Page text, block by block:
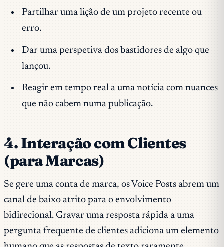
Partilhar uma lição de um projeto recente ou
erro.
Dar uma perspetiva dos bastidores de algo que
lançou.
Reagir em tempo real a uma notícia com nuances
que não cabem numa publicação.
4. Interação com Clientes
(para Marcas)
Se gere uma conta de marca, os Voice Posts abrem um
canal de baixo atrito para o envolvimento
bidirecional. Gravar uma resposta rápida a uma
pergunta frequente de clientes adiciona um elemento